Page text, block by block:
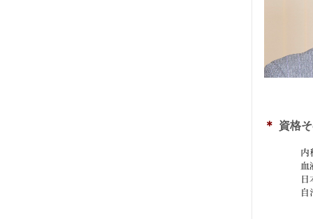
＊ 資格